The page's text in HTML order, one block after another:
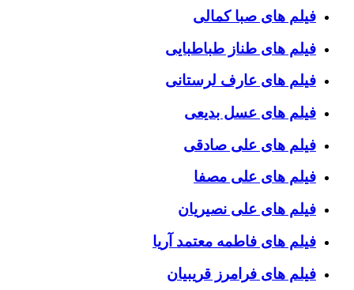
فیلم های صبا کمالی
فیلم های طناز طباطبایی
فیلم های عارف لرستانی
فیلم های عسل بدیعی
فیلم های علی صادقی
فیلم های علی مصفا
فیلم های علی نصیریان
فیلم های فاطمه معتمد آریا
فیلم های فرامرز قریبیان